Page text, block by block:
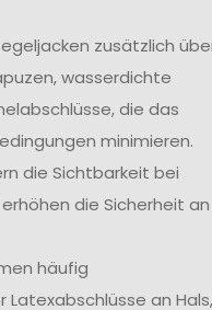
zusätzlich
wasserdichte
die das
minimieren.
die Sichtbarkeit bei
die Sicherheit an
häufig
an Hals,